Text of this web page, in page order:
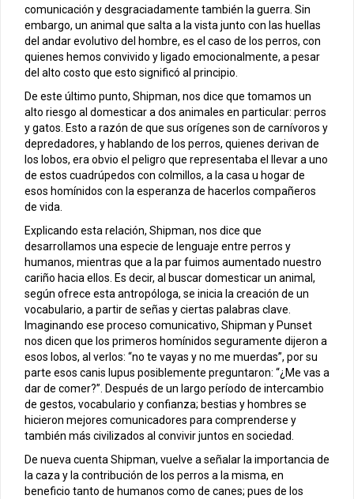
comunicación y desgraciadamente también la guerra. Sin
embargo, un animal que salta a la vista junto con las huellas
del andar evolutivo del hombre, es el caso de los perros, con
quienes hemos convivido y ligado emocionalmente, a pesar
del alto costo que esto significó al principio.
De este último punto, Shipman, nos dice que tomamos un
alto riesgo al domesticar a dos animales en particular: perros
y gatos. Esto a razón de que sus orígenes son de carnívoros y
depredadores, y hablando de los perros, quienes derivan de
los lobos, era obvio el peligro que representaba el llevar a uno
de estos cuadrúpedos con colmillos, a la casa u hogar de
esos homínidos con la esperanza de hacerlos compañeros
de vida.
Explicando esta relación, Shipman, nos dice que
desarrollamos una especie de lenguaje entre perros y
humanos, mientras que a la par fuimos aumentado nuestro
cariño hacia ellos. Es decir, al buscar domesticar un animal,
según ofrece esta antropóloga, se inicia la creación de un
vocabulario, a partir de señas y ciertas palabras clave.
Imaginando ese proceso comunicativo, Shipman y Punset
nos dicen que los primeros homínidos seguramente dijeron a
esos lobos, al verlos: “no te vayas y no me muerdas”, por su
parte esos canis lupus posiblemente preguntaron: “¿Me vas a
dar de comer?”. Después de un largo período de intercambio
de gestos, vocabulario y confianza; bestias y hombres se
hicieron mejores comunicadores para comprenderse y
también más civilizados al convivir juntos en sociedad.
De nueva cuenta Shipman, vuelve a señalar la importancia de
la caza y la contribución de los perros a la misma, en
beneficio tanto de humanos como de canes; pues de los